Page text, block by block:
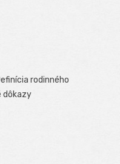
rodinného
dôkazy